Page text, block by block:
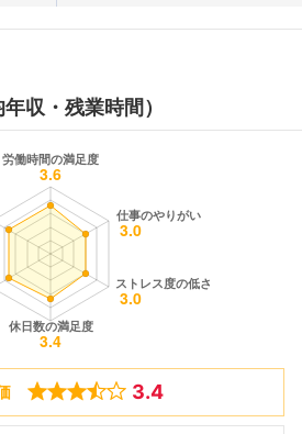
収・残業時間）
3.4